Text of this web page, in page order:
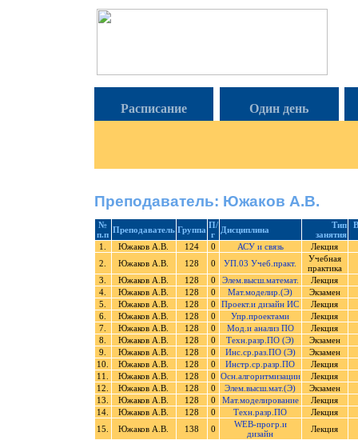
Расписание Один день
Преподаватель: Южаков А.В.
№
п.п Преподаватель Группа П/
г
Дисциплина
Тип
занятия
1. Южаков А.В. 124 0 АСУ и связь
Лекция
2.
Южаков А.В. 128 0 УП.03 Учеб.практ.
Учебная
практика
3.
Южаков А.В. 128 0 Элем.высш.математ.
Лекция
4.
Южаков А.В. 128 0 Мат.моделир.(Э)
Экзамен
5.
Южаков А.В. 128 0 Проект.и дизайн ИС
Лекция
6.
Южаков А.В. 128 0 Упр.проектами
Лекция
7.
Южаков А.В. 128 0 Мод.и анализ ПО
Лекция
8.
Южаков А.В. 128 0 Техн.разр.ПО (Э)
Экзамен
9.
Южаков А.В. 128 0 Инс.ср.раз.ПО (Э)
Экзамен
10.
Южаков А.В. 128 0 Инстр.ср.разр.ПО
Лекция
11.
Южаков А.В. 128 0 Осн.алгоритмизации
Лекция
12.
Южаков А.В. 128 0 Элем.высш.мат.(Э)
Экзамен
13.
Южаков А.В. 128 0 Мат.моделирование
Лекция
14.
Южаков А.В. 128 0 Техн.разр.ПО
Лекция
15.
Южаков А.В. 138 0
WEB-прогр.и
дизайн
Лекция